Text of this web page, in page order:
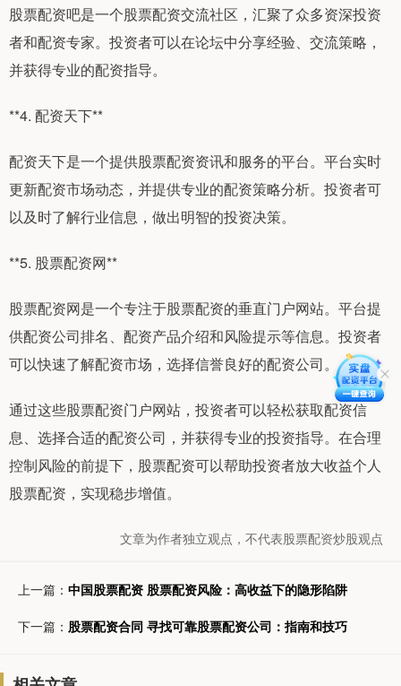
股票配资吧是一个股票配资交流社区，汇聚了众多资深投资
者和配资专家。投资者可以在论坛中分享经验、交流策略，
并获得专业的配资指导。
**4. 配资天下**
配资天下是一个提供股票配资资讯和服务的平台。平台实时
更新配资市场动态，并提供专业的配资策略分析。投资者可
以及时了解行业信息，做出明智的投资决策。
**5. 股票配资网**
股票配资网是一个专注于股票配资的垂直门户网站。平台提
供配资公司排名、配资产品介绍和风险提示等信息。投资者
可以快速了解配资市场，选择信誉良好的配资公司。
通过这些股票配资门户网站，投资者可以轻松获取配资信
息、选择合适的配资公司，并获得专业的投资指导。在合理
控制风险的前提下，股票配资可以帮助投资者放大收益个人
股票配资，实现稳步增值。
文章为作者独立观点，不代表股票配资炒股观点
上一篇： 中国股票配资 股票配资风险：高收益下的隐形陷阱
下一篇： 股票配资合同 寻找可靠股票配资公司：指南和技巧